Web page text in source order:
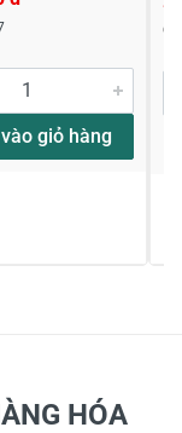
120-LI 12V
giỏ hàng
HÓA